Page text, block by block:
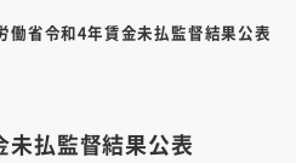
働省令和4年賃金未払監督結果公表
未払監督結果公表